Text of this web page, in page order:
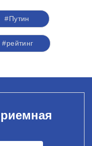
#Путин
#рейтинг